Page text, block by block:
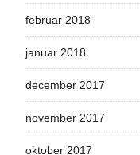
februar 2018
januar 2018
december 2017
november 2017
oktober 2017